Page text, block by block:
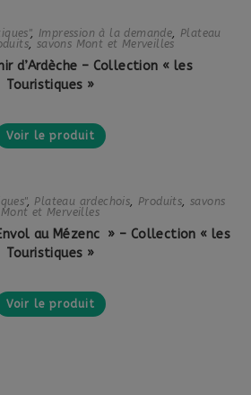
, Impression à la demande, Plateau
, savons Mont et Merveilles
d’Ardèche – Collection « les
Touristiques »
Voir le produit
, Plateau ardechois Produits
savons
Mont et Merveilles
au Mézenc » – Collection « les
Touristiques »
Voir le produit